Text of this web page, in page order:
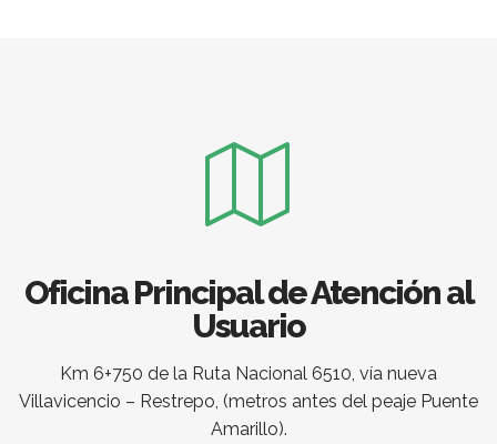
Oficina Principal de Atención al
Usuario
Km 6+750 de la Ruta Nacional 6510, vía nueva
Villavicencio – Restrepo, (metros antes del peaje Puente
Amarillo).